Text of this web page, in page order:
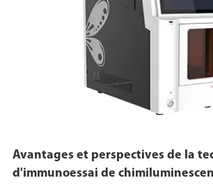
Avantages et perspectives de la
d'immunoessai de